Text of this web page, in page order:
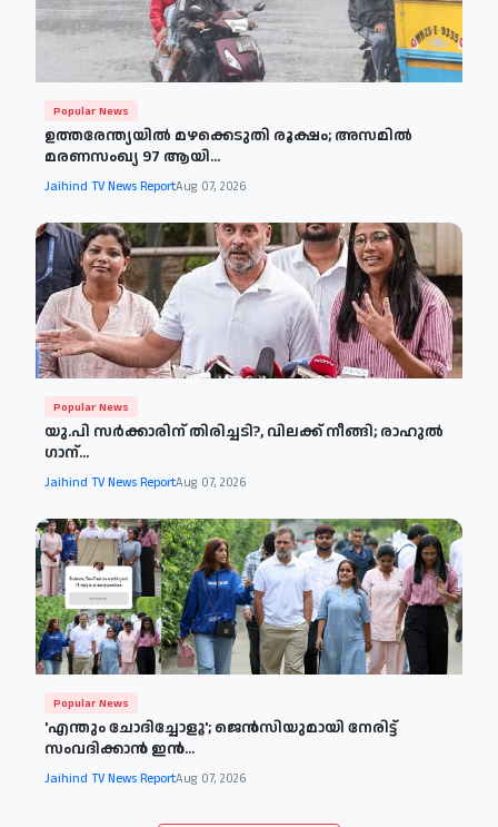
Popular News
ഉത്തരേന്ത്യയിൽ മഴക്കെടുതി രൂക്ഷം; അസമിൽ
മരണസംഖ്യ 97 ആയി...
Jaihind TV News ReportAug 07, 2026
Popular News
യു.പി സർക്കാരിന് തിരിച്ചടി?, വിലക്ക് നീങ്ങി; രാഹുൽ
ഗാന്...
Jaihind TV News ReportAug 07, 2026
Popular News
'എന്തും ചോദിച്ചോളൂ'; ജെൻസിയുമായി നേരിട്ട്
സംവദിക്കാൻ ഇൻ...
Jaihind TV News ReportAug 07, 2026